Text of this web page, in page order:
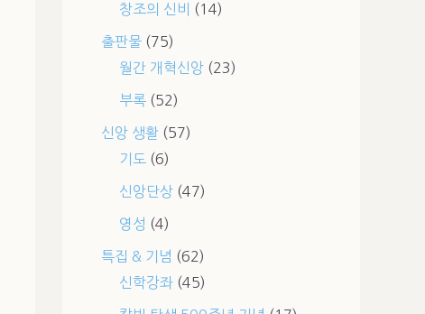
창조의 신비 (14)
출판물(75)
월간 개혁신앙(23)
부록(52)
신앙 생활(57)
기도 (6)
신앙단상(47)
영성 (4)
특집 & 기념 (62)
신학강좌(45)